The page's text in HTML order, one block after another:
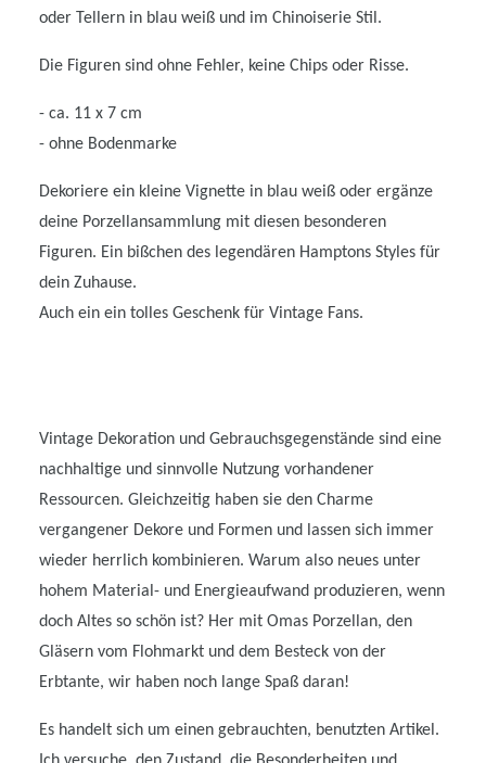
oder Tellern in blau weiß und im Chinoiserie Stil.
Die Figuren sind ohne Fehler, keine Chips oder Risse.
- ca. 11 x 7 cm
- ohne Bodenmarke
Dekoriere ein kleine Vignette in blau weiß oder ergänze
deine Porzellansammlung mit diesen besonderen
Figuren. Ein bißchen des legendären Hamptons Styles für
dein Zuhause.
Auch ein ein tolles Geschenk für Vintage Fans.
Vintage Dekoration und Gebrauchsgegenstände sind eine
nachhaltige und sinnvolle Nutzung vorhandener
Ressourcen. Gleichzeitig haben sie den Charme
vergangener Dekore und Formen und lassen sich immer
wieder herrlich kombinieren. Warum also neues unter
hohem Material- und Energieaufwand produzieren, wenn
doch Altes so schön ist? Her mit Omas Porzellan, den
Gläsern vom Flohmarkt und dem Besteck von der
Erbtante, wir haben noch lange Spaß daran!
Es handelt sich um einen gebrauchten, benutzten Artikel.